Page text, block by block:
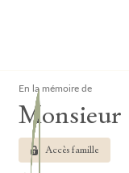
En la mémoire de
Accès famille